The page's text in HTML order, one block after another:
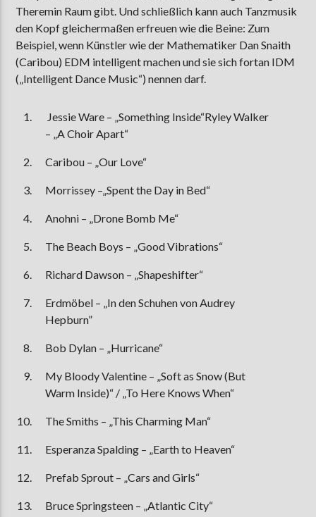
Theremin Raum gibt. Und schließlich kann auch Tanzmusik
den Kopf gleichermaßen erfreuen wie die Beine: Zum
Beispiel, wenn Künstler wie der Mathematiker Dan Snaith
(Caribou) EDM intelligent machen und sie sich fortan IDM
(„Intelligent Dance Music“) nennen darf.
Jessie Ware – „Something Inside“Ryley Walker
– „A Choir Apart“
Caribou – „Our Love“
Morrissey –„Spent the Day in Bed“
Anohni – „Drone Bomb Me“
The Beach Boys – „Good Vibrations“
Richard Dawson – „Shapeshifter“
Erdmöbel – „In den Schuhen von Audrey
Hepburn”
Bob Dylan – „Hurricane“
My Bloody Valentine – „Soft as Snow (But
Warm Inside)“ / „To Here Knows When“
The Smiths – „This Charming Man“
Esperanza Spalding – „Earth to Heaven“
Prefab Sprout – „Cars and Girls“
Bruce Springsteen – „Atlantic City“